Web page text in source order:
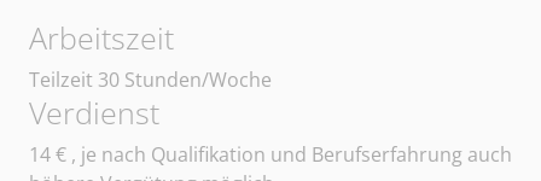
Arbeitszeit
Teilzeit 30 Stunden/Woche
Verdienst
14€ , je nach Qualifikation und Berufserfahrung auch